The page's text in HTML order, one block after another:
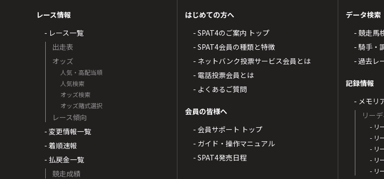
レース情報
- レース一覧
出走表
オッズ
人気・高配当順
人気検索
オッズ検索
オッズ賭式選択
レース傾向
- 変更情報一覧
- 着順速報
- 払戻金一覧
競走成績
はじめての方へ
- SPAT4のご案内 トップ
- SPAT4会員の種類と特徴
- ネットバンク投票サービス会員とは
- 電話投票会員とは
- よくあるご質問
会員の皆様へ
- 会員サポート トップ
- ガイド・操作マニュアル
- SPAT4発売日程
データ検索
- 競走馬
- 騎手・
- 過去レ
記録情報
- メモリ
リー
- リ
- リ
- リ
- リ
- リ